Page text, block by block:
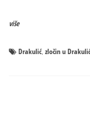
više
Drakulić, zločin u